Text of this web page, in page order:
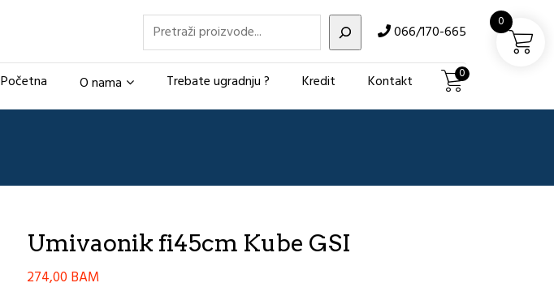
Pretraži 066/170-665
Početna O nama Trebate ugradnju ? Kredit Kontakt 0
Umivaonik fi45cm Kube GSI
274,00 BAM
0